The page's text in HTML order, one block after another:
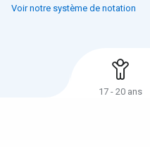
Voir notre système de notation
17 - 20 ans